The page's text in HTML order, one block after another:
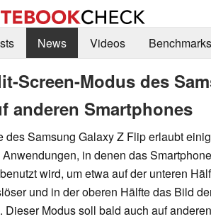
News Videos
Screen-Modus des
anderen Smartphones
des Samsung Galaxy Z Flip erlaubt
in denen das
wird, um etwa auf der unteren
und in der oberen Hälfte das Bild
Dieser Modus soll bald auch auf